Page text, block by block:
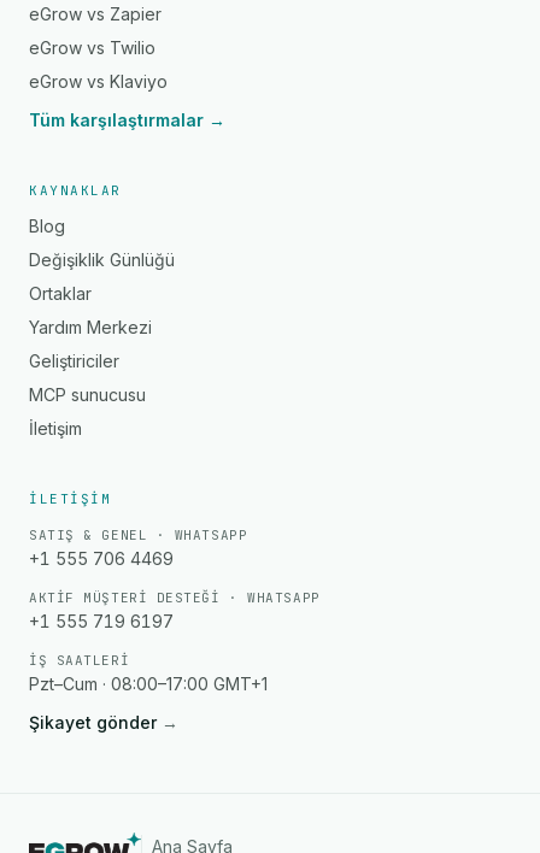
eGrow vs Zapier
eGrow vs Twilio
eGrow vs Klaviyo
Tüm karşılaştırmalar →
KAYNAKLAR
Blog
Değişiklik Günlüğü
Ortaklar
Yardım Merkezi
Geliştiriciler
MCP sunucusu
İletişim
İLETIŞIM
SATIŞ & GENEL · WHATSAPP
+1 555 706 4469
AKTIF MÜŞTERI DESTEĞI · WHATSAPP
+1 555 719 6197
İŞ SAATLERI
Pzt–Cum · 08:00–17:00 GMT+1
Şikayet gönder →
Ana Sayfa